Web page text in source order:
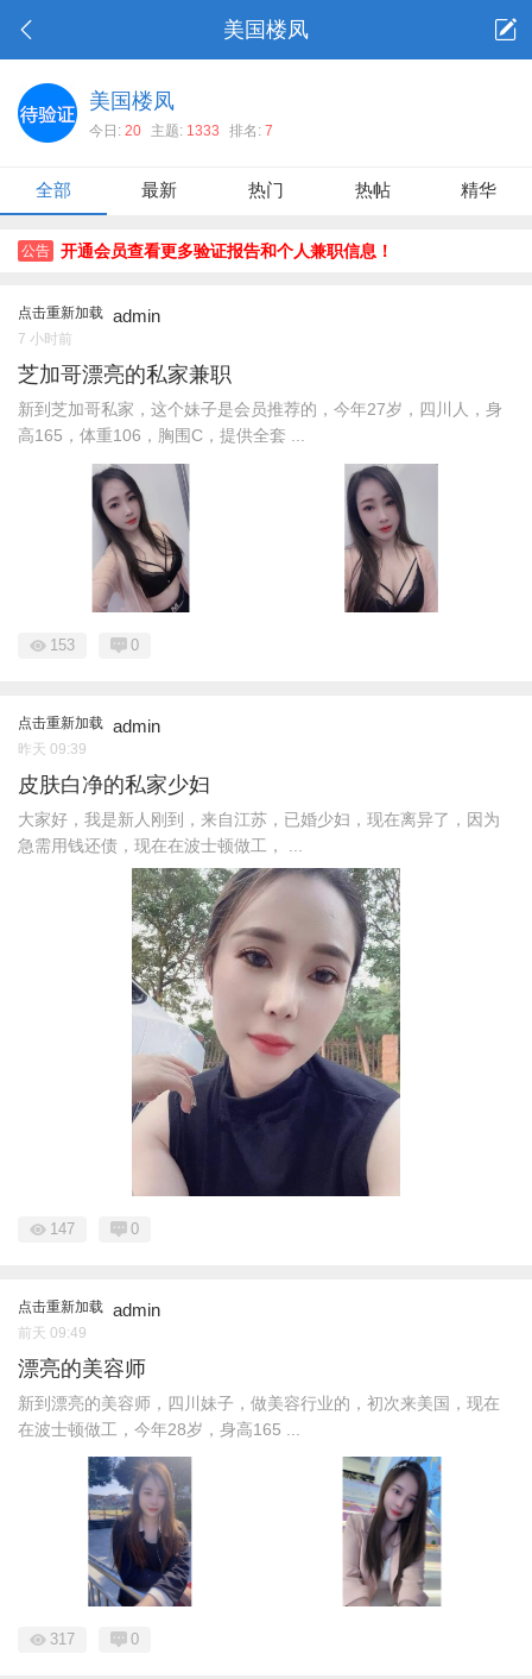
美国楼凤
美国楼凤
今日: 20 主题: 1333 排名: 7
全部 最新 热门 热帖 精华
公告 开通会员查看更多验证报告和个人兼职信息！
点击重新加载 admin
7 小时前
芝加哥漂亮的私家兼职
新到芝加哥私家，这个妹子是会员推荐的，今年27岁，四川人，身
高165，体重106，胸围C，提供全套 ...
153 0
点击重新加载 admin
昨天 09:39
皮肤白净的私家少妇
大家好，我是新人刚到，来自江苏，已婚少妇，现在离异了，因为
急需用钱还债，现在在波士顿做工， ...
147 0
点击重新加载 admin
前天 09:49
漂亮的美容师
新到漂亮的美容师，四川妹子，做美容行业的，初次来美国，现在
在波士顿做工，今年28岁，身高165 ...
317 0